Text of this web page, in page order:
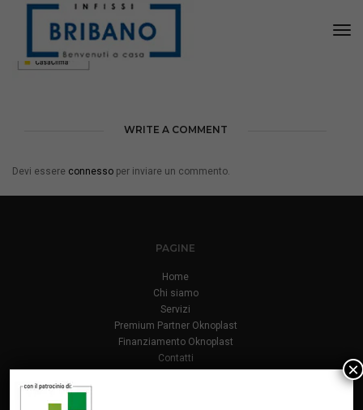
WRITE A COMMENT
Devi essere connesso per inviare un commento.
PAGINE
Home
Chi siamo
Servizi
Premium Partner Oknoplast
Finanziamento Oknoplast
Contatti
×